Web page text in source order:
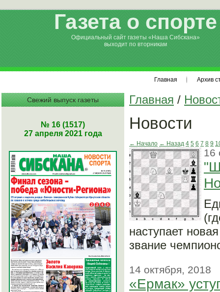
Газета о спорте
Официальный сайт газеты «Наша Сибскана»
выходит по вторникам
Главная Архив
Свежий выпуск газеты
№ 16 (1517)
27 апреля 2021 года
Главная /
Новости
← Начало ← Назад 4 5 6 7 8 9
16
наступает
звание
14 октября, 2018
«Ермак»